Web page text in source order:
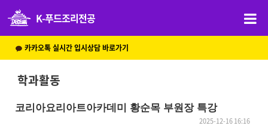
K-푸드조리전공
카카오톡 실시간 입시상담 바로가기
학과활동
코리아요리아트아카데미 황순목 부원장 특강
2025-12-16 16:16